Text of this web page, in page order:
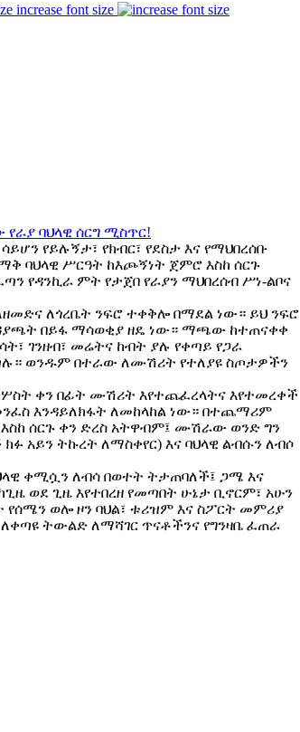
increase font size
የይሉኝታ፣ የክብር፣ የደስታ እና የማህበረሰቡ
ባህላዊ ሥርዓት ከእጮኝነት ጀምሮ እስከ ሰርጉ
የዳንኪራ ምት የታጀበ የራያን ማህበረሰብ ሥነ-ልቦና
ለጎረቤት ንፍሮ ተቀቅሎ በማደል ነው። ይህ ንፍሮ
በይፋ ማሳወቂያ ዘዴ ነው። ማጫው ከተጠናቀቀ
ገንዘብ፣ መሬትና ከብት ያሉ የቀጣይ የጋራ
ወንዱም በተራው ለሙሽሪት የተለያዩ ስጦታዎችን
ቀን በፊት ሙሽሪት እየተጨፈረላትና እየተመረቀች
እንዳይለክፋት ለመከላከል ነው። በተጨማሪም
ሰርጉ ቀን ድረስ አትዋብም፤ ሙሽራው ወንድ ግን
አይን ትኩረት ለማስቀየር) እና ባህላዊ ልብሱን ለብሶ
ቀሚሷን ለብሳ በወተት ትታጠባለች፤ ጋሜ እና
ወደ ጊዜ እየተበረዘ የመጣበት ሁኔታ ቢኖርም፣ አሁን
የሰሜን ወሎ ዞን ባህል፣ ቱሪዝም እና ስፖርት መምሪያ
ለቀጣዩ ትውልድ ለማሻገር ጥናቶችንና የግንዛቤ ፈጠራ